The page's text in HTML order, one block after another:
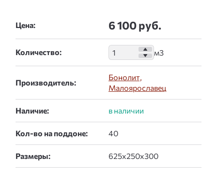
Цена: 6 100 руб.
Количество:
Производитель:
Бонолит,
Малоярославец
Наличие:
Кол-во на поддоне:
Размеры: